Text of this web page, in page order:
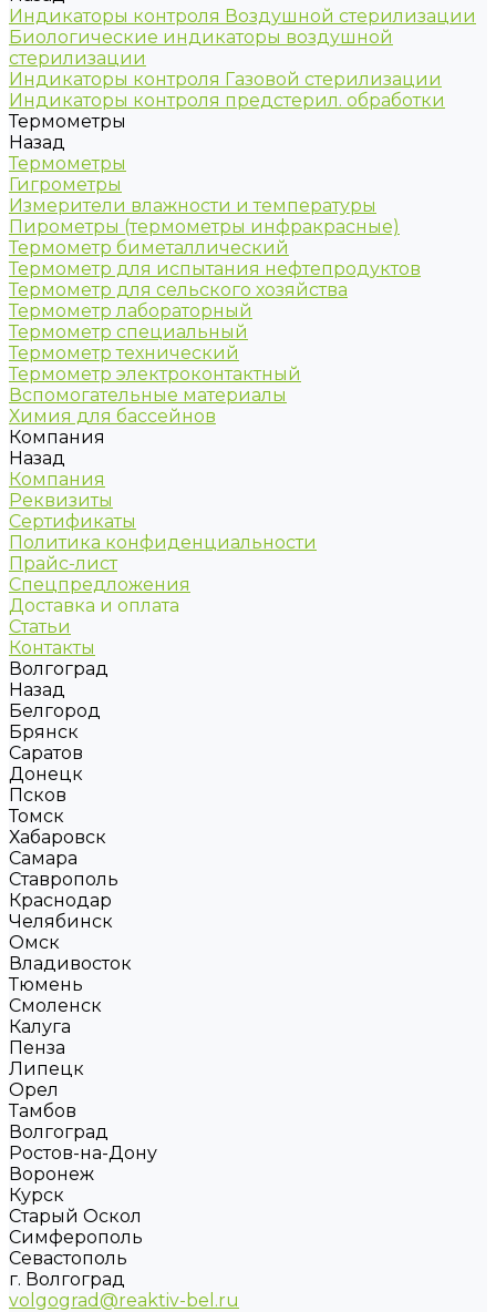
Индикаторы контроля Воздушной стерилизации
Биологические индикаторы воздушной
стерилизации
Индикаторы контроля Газовой стерилизации
Индикаторы контроля предстерил. обработки
Термометры
Назад
Термометры
Гигрометры
Измерители влажности и температуры
Пирометры (термометры инфракрасные)
Термометр биметаллический
Термометр для испытания нефтепродуктов
Термометр для сельского хозяйства
Термометр лабораторный
Термометр специальный
Термометр технический
Термометр электроконтактный
Вспомогательные материалы
Химия для бассейнов
Компания
Назад
Компания
Реквизиты
Сертификаты
Политика конфиденциальности
Прайс-лист
Спецпредложения
Доставка и оплата
Статьи
Контакты
Волгоград
Назад
Белгород
Брянск
Саратов
Донецк
Псков
Томск
Хабаровск
Самара
Ставрополь
Краснодар
Челябинск
Омск
Владивосток
Тюмень
Смоленск
Калуга
Пенза
Липецк
Орел
Тамбов
Волгоград
Ростов-на-Дону
Воронеж
Курск
Старый Оскол
Симферополь
Севастополь
г. Волгоград
volgograd@reaktiv-bel.ru